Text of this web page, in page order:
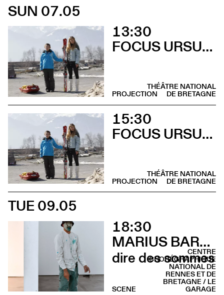
SUN 07.05
13:30
FOCUS URSULA MEIER
THÉÂTRE NATIONAL
DE BRETAGNE
PROJECTION
15:30
FOCUS URSULA MEIER
THÉÂTRE NATIONAL
DE BRETAGNE
PROJECTION
TUE 09.05
18:30
MARIUS BARTHAUX
dire des sommes
CENTRE
CHORÉGRAPHIQUE
NATIONAL DE
RENNES ET DE
BRETAGNE / LE
GARAGE
SCENE